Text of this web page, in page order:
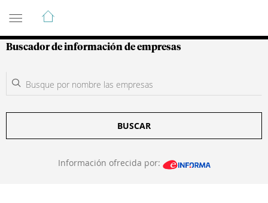
Guía de Empresas Colombianas
Buscador de información de empresas
BUSCAR
Información ofrecida por: